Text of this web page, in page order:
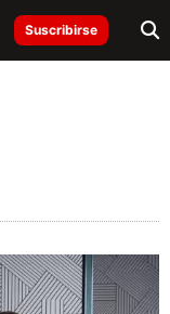
Suscribirse